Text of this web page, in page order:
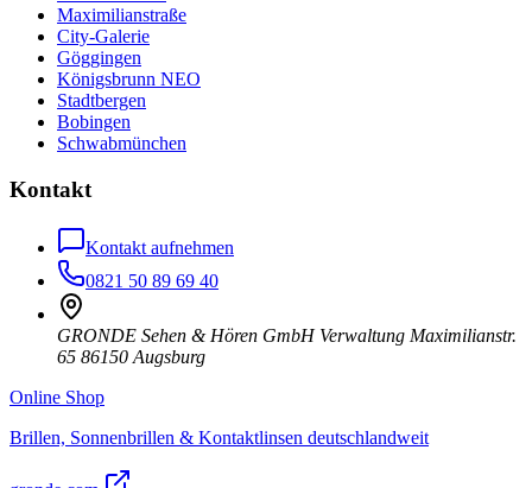
Maximilianstraße
City-Galerie
Göggingen
Königsbrunn NEO
Stadtbergen
Bobingen
Schwabmünchen
Kontakt
Kontakt aufnehmen
0821 50 89 69 40
GRONDE Sehen & Hören GmbH Verwaltung Maximilianstr.
65 86150 Augsburg
Online Shop
Brillen, Sonnenbrillen & Kontaktlinsen deutschlandweit